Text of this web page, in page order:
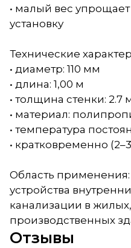
• малый вес
установку
Технические
• диаметр: 110 мм
• длина: 1,00 м
• толщина стенки: 2.7
• материал:
• температура
• кратковременно
Область
устройства
канализации в
производственных
Отзывы